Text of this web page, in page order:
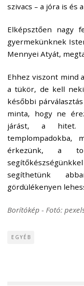
szivacs – a jóra is és
Elképsztően nagy
gyermekünknek
Mennyei Atyát,
Ehhez viszont mind
a tükör, de kell
későbbi
minta, hogy ne
járást, a hitet.
templompadokba,
érkezünk, a
segíthetünk
gördülékenyen
Borítókép - Fotó:
EGYÉB